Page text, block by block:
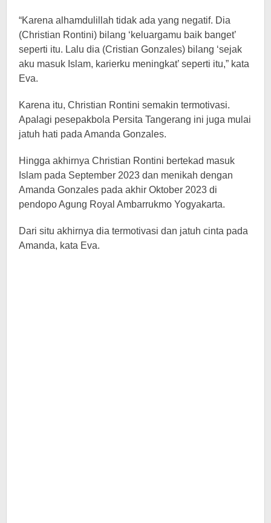
“Karena alhamdulillah tidak ada yang negatif. Dia
(Christian Rontini) bilang ‘keluargamu baik banget’
seperti itu. Lalu dia (Cristian Gonzales) bilang ‘sejak
aku masuk Islam, karierku meningkat’ seperti itu,” kata
Eva.
Karena itu, Christian Rontini semakin termotivasi.
Apalagi pesepakbola Persita Tangerang ini juga mulai
jatuh hati pada Amanda Gonzales.
Hingga akhirnya Christian Rontini bertekad masuk
Islam pada September 2023 dan menikah dengan
Amanda Gonzales pada akhir Oktober 2023 di
pendopo Agung Royal Ambarrukmo Yogyakarta.
Dari situ akhirnya dia termotivasi dan jatuh cinta pada
Amanda, kata Eva.